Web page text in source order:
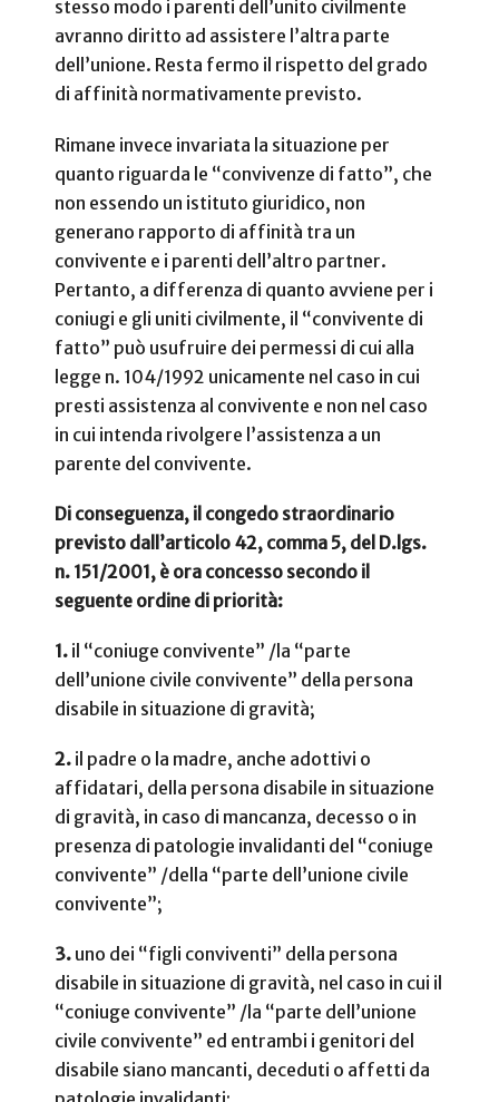
stesso modo i parenti dell’unito civilmente
avranno diritto ad assistere l’altra parte
dell’unione. Resta fermo il rispetto del grado
di affinità normativamente previsto.
Rimane invece invariata la situazione per
quanto riguarda le “convivenze di fatto”, che
non essendo un istituto giuridico, non
generano rapporto di affinità tra un
convivente e i parenti dell’altro partner.
Pertanto, a differenza di quanto avviene per i
coniugi e gli uniti civilmente, il “convivente di
fatto” può usufruire dei permessi di cui alla
legge n. 104/1992 unicamente nel caso in cui
presti assistenza al convivente e non nel caso
in cui intenda rivolgere l’assistenza a un
parente del convivente.
Di conseguenza, il congedo straordinario
previsto dall’articolo 42, comma 5, del D.lgs.
n. 151/2001, è ora concesso secondo il
seguente ordine di priorità:
1. il “coniuge convivente” /la “parte
dell’unione civile convivente” della persona
disabile in situazione di gravità;
2. il padre o la madre, anche adottivi o
affidatari, della persona disabile in situazione
di gravità, in caso di mancanza, decesso o in
presenza di patologie invalidanti del “coniuge
convivente” /della “parte dell’unione civile
convivente”;
3. uno dei “figli conviventi” della persona
disabile in situazione di gravità, nel caso in cui il
“coniuge convivente” /la “parte dell’unione
civile convivente” ed entrambi i genitori del
disabile siano mancanti, deceduti o affetti da